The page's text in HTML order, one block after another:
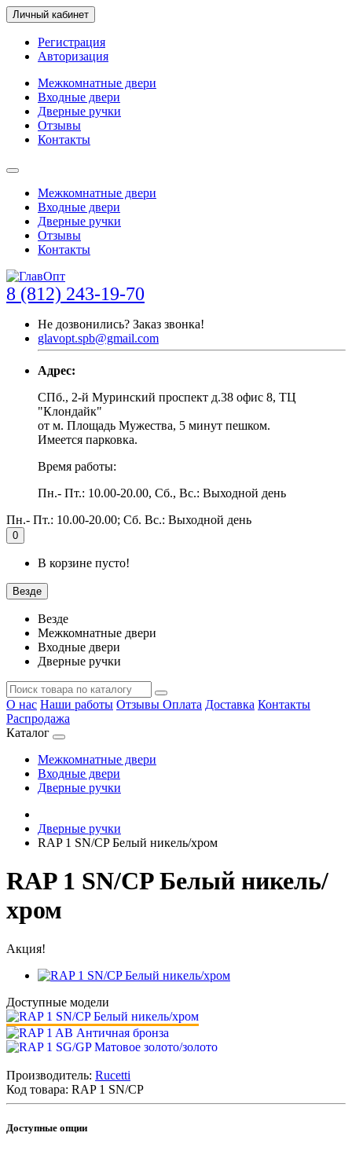
Личный кабинет
Регистрация
Авторизация
Межкомнатные двери
Входные двери
Дверные ручки
Отзывы
Контакты
Межкомнатные двери
Входные двери
Дверные ручки
Отзывы
Контакты
8 (812) 243-19-70
Не дозвонились? Заказ звонка!
glavopt.spb@gmail.com
Адрес:
СПб., 2-й Муринский проспект д.38 офис 8, ТЦ
"Клондайк"
от м. Площадь Мужества, 5 минут пешком.
Имеется парковка.
Время работы:
Пн.- Пт.: 10.00-20.00, Сб., Вс.: Выходной день
Пн.- Пт.: 10.00-20.00; Сб. Вс.: Выходной день
0
В корзине пусто!
Везде
Везде
Межкомнатные двери
Входные двери
Дверные ручки
О нас Наши работы Отзывы Оплата Доставка Контакты
Распродажа
Каталог
Межкомнатные двери
Входные двери
Дверные ручки
Дверные ручки
RAP 1 SN/CP Белый никель/хром
RAP 1 SN/CP Белый никель/
хром
Акция!
Доступные модели
Производитель: Rucetti
Код товара: RAP 1 SN/CP
Доступные опции